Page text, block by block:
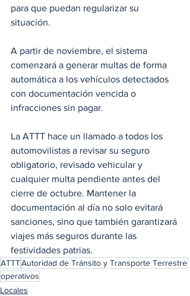
para que puedan regularizar su
situación.
A partir de noviembre, el sistema
comenzará a generar multas de forma
automática a los vehículos detectados
con documentación vencida o
infracciones sin pagar.
La ATTT hace un llamado a todos los
automovilistas a revisar su seguro
obligatorio, revisado vehicular y
cualquier multa pendiente antes del
cierre de octubre. Mantener la
documentación al día no solo evitará
sanciones, sino que también garantizará
viajes más seguros durante las
festividades patrias.
ATTTAutoridad de Tránsito y Transporte Terrestre
operativos
Locales